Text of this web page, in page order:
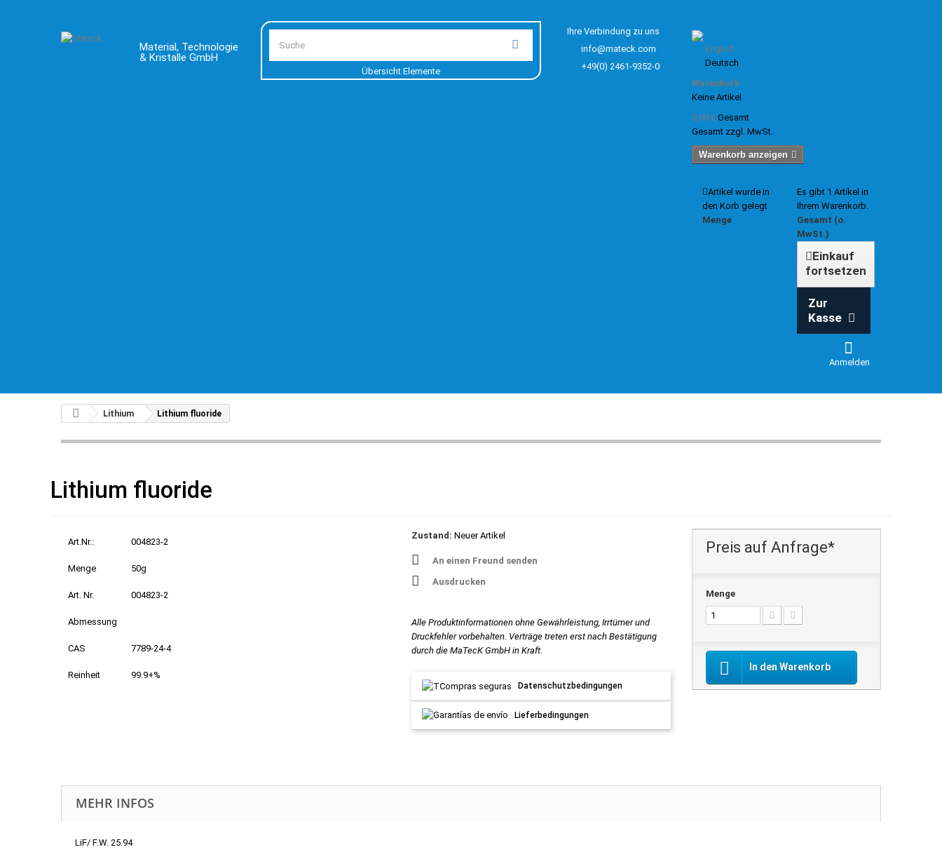
Material, Technologie
& Kristalle GmbH
Übersicht Elemente
Ihre Verbindung zu uns
info@mateck.com
+49(0) 2461-9352-0
English
Deutsch
Warenkorb
Keine Artikel
0,00 € Gesamt
Gesamt zzgl. MwSt.
Warenkorb anzeigen
Artikel wurde in
den Korb gelegt
Menge
Es gibt 1 Artikel in
Ihrem Warenkorb.
Gesamt (o.
MwSt.)
Einkauf
fortsetzen
Zur
Kasse
Anmelden
Lithium Lithium fluoride
Lithium fluoride
Art.Nr.: 004823-2
Menge 50g
Art. Nr. 004823-2
Abmessung
CAS 7789-24-4
Reinheit 99.9+%
Zustand: Neuer Artikel
An einen Freund senden
Ausdrucken
Alle Produktinformationen ohne Gewährleistung, Irrtümer und
Druckfehler vorbehalten. Verträge treten erst nach Bestätigung
durch die MaTecK GmbH in Kraft.
Datenschutzbedingungen
Lieferbedingungen
Preis auf Anfrage*
Menge
In den Warenkorb
MEHR INFOS
LiF/ F.W. 25.94